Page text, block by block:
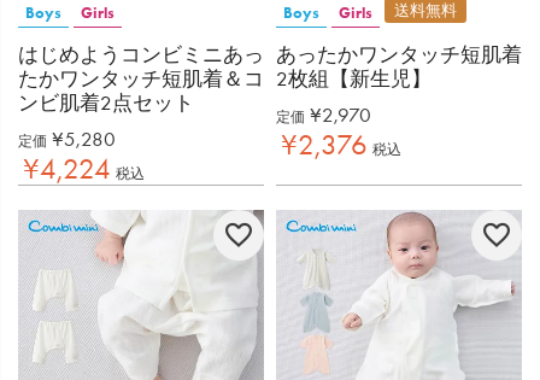
Boys Girls
はじめようコンビミニあっ
たかワンタッチ短肌着＆コ
ンビ肌着2点セット
定価 ¥5,280
¥4,224 税込
Boys Girls 送料無料
あったかワンタッチ短肌着
2枚組【新生児】
定価 ¥2,970
¥2,376 税込